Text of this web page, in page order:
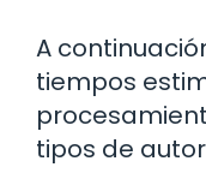
A
tiempos
tipos de